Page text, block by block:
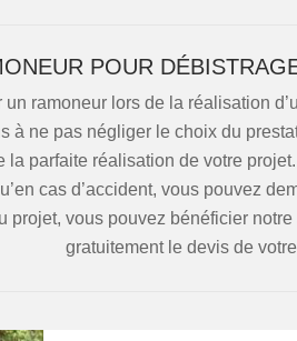
POUR
ramoneur lors de la réalisation
à ne pas négliger le choix du
la parfaite réalisation de votre
cas d’accident, vous pouvez
projet, vous pouvez bénéficier
gratuitement le devis de